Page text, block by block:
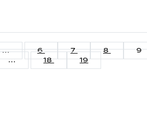
... 6 7 8
9
... 18 19